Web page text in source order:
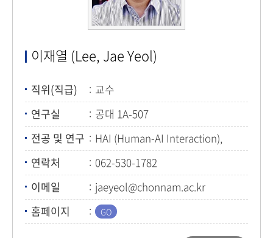
이재열 (Lee, Jae Yeol)
직위(직급)
교수
연구실
공대 1A-507
전공 및 연구
HAI (Human-AI Interaction),
산업인공지능, 가상/증강현실,
스마트제조, 제조특화 Agentic AI
연락처
062-530-1782
이메일
jaeyeol@chonnam.ac.kr
홈페이지